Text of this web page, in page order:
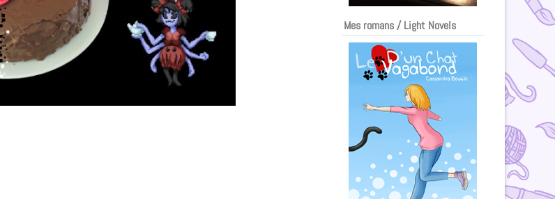
Mes romans / Light Novels